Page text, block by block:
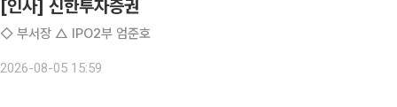
[인사] 신한투자증권
◇ 부서장 △ IPO2부 엄준호
2026-08-05 15:59